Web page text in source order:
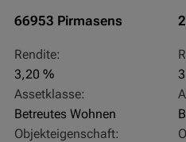
66953 Pirmasens
Rendite:
3,20 %
Assetklasse:
Betreutes Wohnen
Objekteigenschaft: